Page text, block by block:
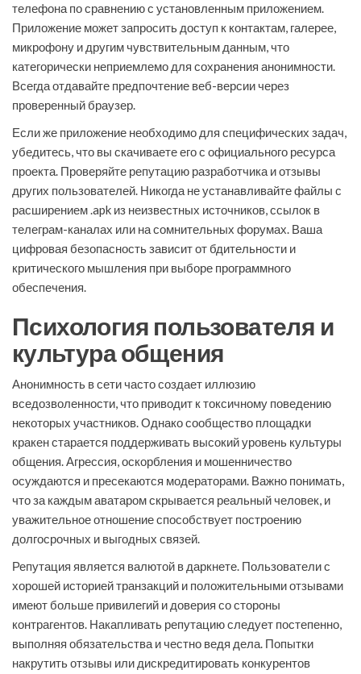
телефона по сравнению с установленным приложением.
Приложение может запросить доступ к контактам, галерее,
микрофону и другим чувствительным данным, что
категорически неприемлемо для сохранения анонимности.
Всегда отдавайте предпочтение веб-версии через
проверенный браузер.
Если же приложение необходимо для специфических задач,
убедитесь, что вы скачиваете его с официального ресурса
проекта. Проверяйте репутацию разработчика и отзывы
других пользователей. Никогда не устанавливайте файлы с
расширением .apk из неизвестных источников, ссылок в
телеграм-каналах или на сомнительных форумах. Ваша
цифровая безопасность зависит от бдительности и
критического мышления при выборе программного
обеспечения.
Психология пользователя и
культура общения
Анонимность в сети часто создает иллюзию
вседозволенности, что приводит к токсичному поведению
некоторых участников. Однако сообщество площадки
кракен старается поддерживать высокий уровень культуры
общения. Агрессия, оскорбления и мошенничество
осуждаются и пресекаются модераторами. Важно понимать,
что за каждым аватаром скрывается реальный человек, и
уважительное отношение способствует построению
долгосрочных и выгодных связей.
Репутация является валютой в даркнете. Пользователи с
хорошей историей транзакций и положительными отзывами
имеют больше привилегий и доверия со стороны
контрагентов. Накапливать репутацию следует постепенно,
выполняя обязательства и честно ведя дела. Попытки
накрутить отзывы или дискредитировать конкурентов